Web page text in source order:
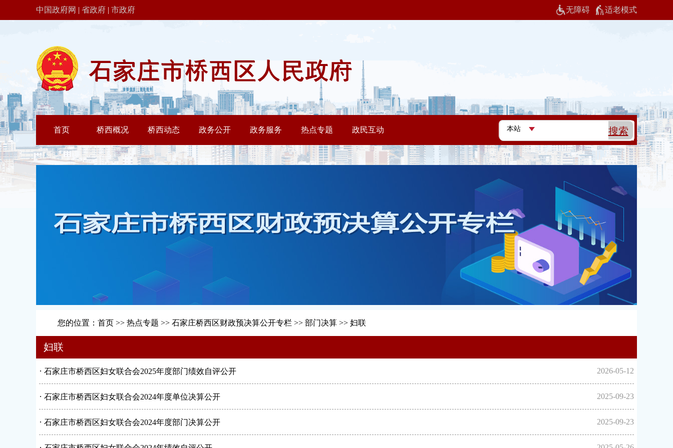
中国政府网 | 省政府 | 市政府 无障碍 适老模式
您的位置： 首页 >> 热点专题 >> 石家庄桥西区财政预决算公开专栏 >> 部门决算 >> 妇联
妇联
· 石家庄市桥西区妇女联合会2025年度部门绩效自评公开 2026-05-12
· 石家庄市桥西区妇女联合会2024年度单位决算公开 2025-09-23
· 石家庄市桥西区妇女联合会2024年度部门决算公开 2025-09-23